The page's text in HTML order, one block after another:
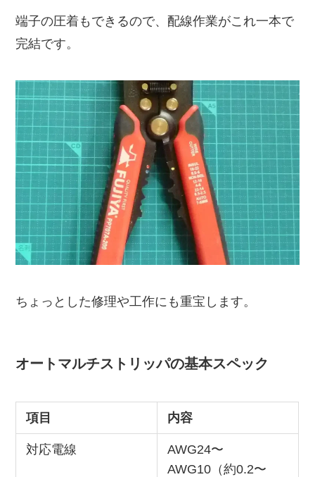
端子の圧着もできるので、配線作業がこれ一本で
完結です。
ちょっとした修理や工作にも重宝します。
オートマルチストリッパの基本スペック
項目 内容
対応電線
AWG24〜
AWG10（約0.2〜